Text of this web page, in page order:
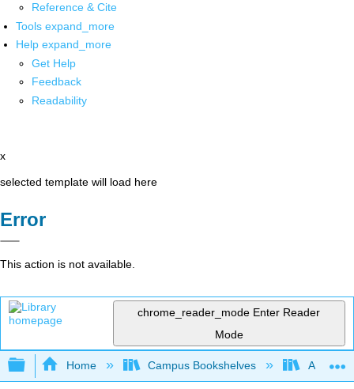
Reference & Cite
Tools expand_more
Help expand_more
Get Help
Feedback
Readability
x
selected template will load here
Error
This action is not available.
chrome_reader_mode Enter Reader
Mode
Expand/collapse global hierarchy
Home Campus Bookshelves